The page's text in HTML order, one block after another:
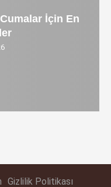
Cumalar İçin En
Gizlilik Politikası